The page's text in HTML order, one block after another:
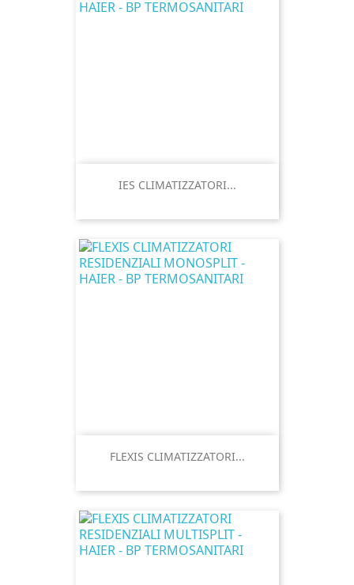
IES CLIMATIZZATORI...
FLEXIS CLIMATIZZATORI...